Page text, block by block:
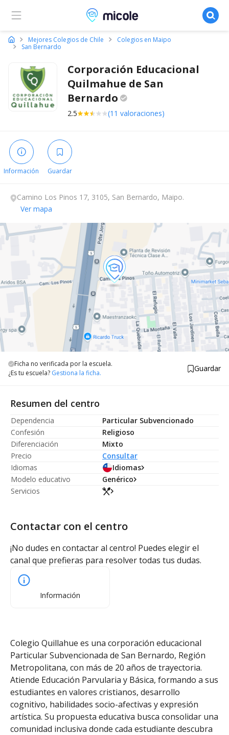
Micole, buscador de colegios
Mejores Colegios de Chile
Colegios en Maipo
San Bernardo
Corporación Educacional
Quilmahue de San
Bernardo
2.5 (11 valoraciones)
Información Guardar
Camino Los Pinos 17, 3105, San Bernardo, Maipo.
Ver mapa
Ficha no verificada por la escuela.
¿Es tu escuela? Gestiona la ficha. Guardar
Resumen del centro
Dependencia
Particular Subvencionado
Confesión
Religioso
Diferenciación
Mixto
Precio
Consultar
Idiomas
Idiomas
Modelo educativo
Genérico
Servicios
Contactar con el centro
¡No dudes en contactar al centro! Puedes elegir el
canal que prefieras para resolver todas tus dudas.
Información
Colegio Quillahue es una corporación educacional
Particular Subvencionada de San Bernardo, Región
Metropolitana, con más de 20 años de trayectoria.
Atiende Educación Parvularia y Básica, formando a sus
estudiantes en valores cristianos, desarrollo
cognitivo, habilidades socio-afectivas y expresión
artística. Su propuesta educativa busca consolidar una
comunidad inclusiva donde cada estudiante descubra